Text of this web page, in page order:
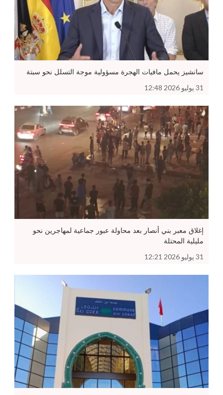
سانشيز يحمل مافيات الهجرة مسؤولية موجة التسلل نحو سبتة
31 يوليو 2026 12:48
إغلاق معبر بني أنصار بعد محاولة عبور جماعية لمهاجرين نحو
مليلية المحتلة
31 يوليو 2026 12:21